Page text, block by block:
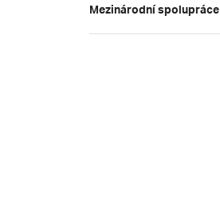
Mezinárodní spolupráce